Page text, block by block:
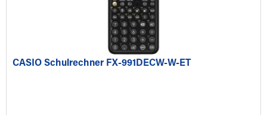
CASIO Schulrechner FX-991DECW-W-ET